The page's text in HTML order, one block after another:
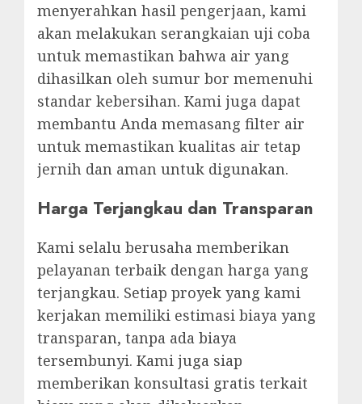
menyerahkan hasil pengerjaan, kami
akan melakukan serangkaian uji coba
untuk memastikan bahwa air yang
dihasilkan oleh sumur bor memenuhi
standar kebersihan. Kami juga dapat
membantu Anda memasang filter air
untuk memastikan kualitas air tetap
jernih dan aman untuk digunakan.
Harga Terjangkau dan Transparan
Kami selalu berusaha memberikan
pelayanan terbaik dengan harga yang
terjangkau. Setiap proyek yang kami
kerjakan memiliki estimasi biaya yang
transparan, tanpa ada biaya
tersembunyi. Kami juga siap
memberikan konsultasi gratis terkait